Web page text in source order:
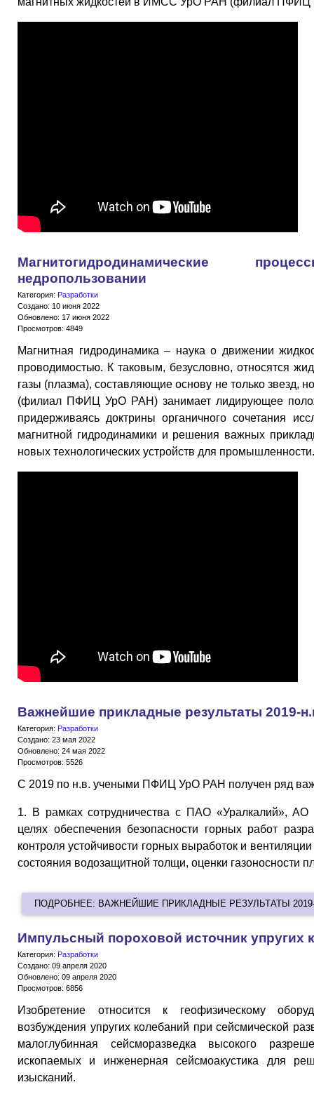
Магнитогидродинамические
недропользовании
Категория: Разработки
Создано: 10 июня 2022
Обновлено: 17 июня 2022
Просмотров: 4849
Магнитная гидродинамика – наука о движении
проводимостью. К таковым, безусловно, относятся
газы (плазма), составляющие основу не только
(филиал ПФИЦ УрО РАН) занимает лидирующее
придерживаясь доктрины органичного сочетания
магнитной гидродинамики и решения важных
новых технологических устройств для промышленности.
Важнейшие прикладные результаты 2019-
Категория: Разработки
Создано: 23 мая 2022
Обновлено: 24 мая 2022
Просмотров: 5526
C 2019 по н.в. учеными ПФИЦ УрО РАН получен ряд
1. В рамках сотрудничества с ПАО «Уралкалий»,
целях обеспечения безопасности горных работ
контроля устойчивости горных выработок и
состояния водозащитной толщи, оценки газоносности
ПОДРОБНЕЕ: ВАЖНЕЙШИЕ ПРИКЛАДНЫЕ РЕЗУЛЬТАТЫ
Импульсный пороховой источник упругих
Категория: Разработки
Создано: 09 апреля 2020
Обновлено: 09 апреля 2020
Просмотров: 6856
Изобретение
относится к геофизическому
возбуждения упругих колебаний при сейсмической
малоглубинная сейсморазведка высокого
ископаемых и инженерная сейсмоакустика для
изысканий.